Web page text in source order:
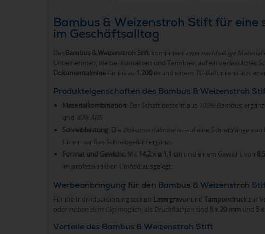
Bambus & Weizenstroh Stift für eine
im Geschäftsalltag
Der Bambus & Weizenstroh Stift kombiniert zwei nachhaltige
Unternehmen, die bei Kontakten und Terminen auf ein verlässliches
Dokumentalminefür bis zu 1.200 m und einem TC-Ballunterstützt er
Produkteigenschaften des Bambus & Weizenstroh
Materialkombination: Der Schaft besteht aus 100% Bambus,
und 40% ABS.
Schreibleistung: Die Dokumentalmine ist auf eine Schreiblänge von
für ein sanftes Schreibgefühl ergänzt.
Format und Gewicht: Mit 14,2 x ø 1,1 cm und einem Gewicht von
im professionellen Umfeld ausgelegt.
Werbeanbringung für den Bambus & Weizenstroh
Für die Individualisierung stehen Lasergravur und Tampondruck zur
oder neben dem Clip möglich; als Druckflächen sind 5 x 20 mm und 5
Vorteile des Bambus & Weizenstroh Stift